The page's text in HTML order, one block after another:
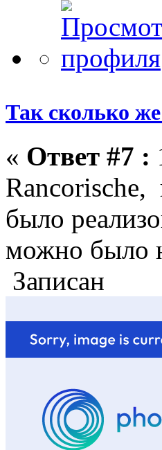
Так сколько
« Ответ #7 :
Rancorische,
было
можно было
Записан